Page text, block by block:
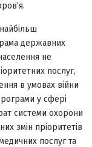
державних
не
послуг,
в умовах війни
у сфері
системи охорони
змін пріоритетів
послуг та